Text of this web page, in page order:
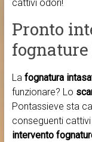
cattivi odori!
Pronto
La fognatura
funzionare? Lo
Pontassieve sta
conseguenti
intervento